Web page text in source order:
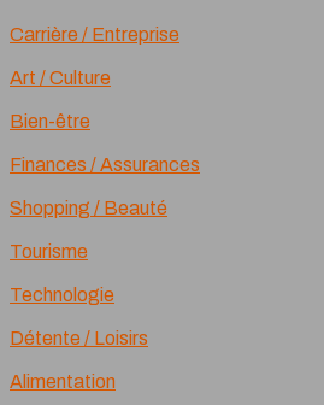
Carrière / Entreprise
Art / Culture
Bien-être
Finances / Assurances
Shopping / Beauté
Tourisme
Technologie
Détente / Loisirs
Alimentation